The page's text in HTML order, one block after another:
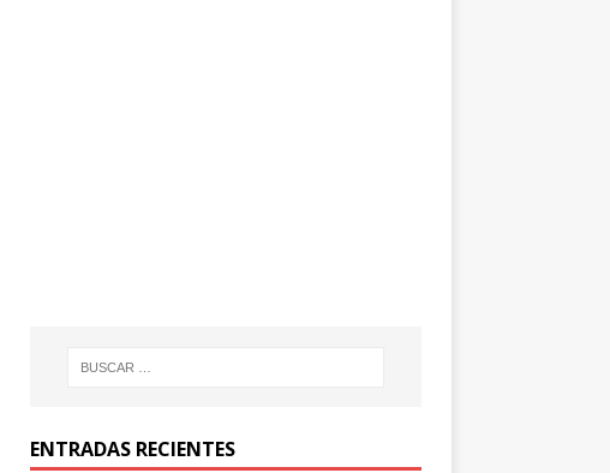
ENTRADAS RECIENTES